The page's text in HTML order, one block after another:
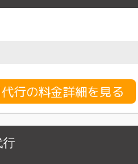
行の料金詳細を見る